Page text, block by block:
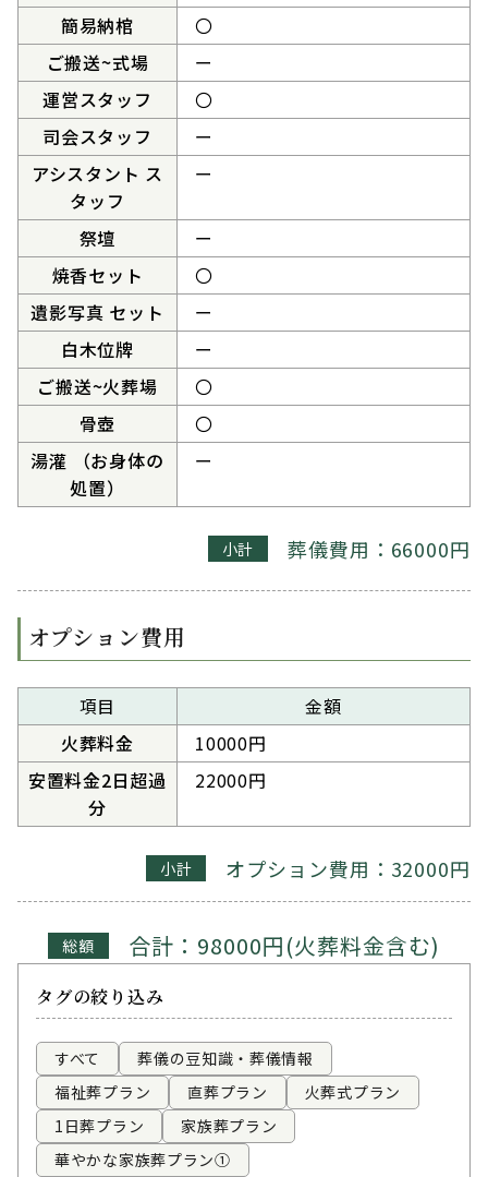
簡易納棺
〇
ご搬送~式場
ー
運営スタッフ
〇
司会スタッフ
ー
アシスタント ス
タッフ
ー
祭壇
ー
焼香セット
〇
遺影写真 セット
ー
白木位牌
ー
ご搬送~火葬場
〇
骨壺
〇
湯灌 （お身体の
処置）
ー
小計 葬儀費用：66000円
オプション費用
項目
金額
火葬料金
10000円
安置料金2日超過
分
22000円
小計 オプション費用：32000円
総額 合計：98000円(火葬料金含む)
タグの絞り込み
すべて
葬儀の豆知識・葬儀情報
福祉葬プラン
直葬プラン
火葬式プラン
1日葬プラン
家族葬プラン
華やかな家族葬プラン①